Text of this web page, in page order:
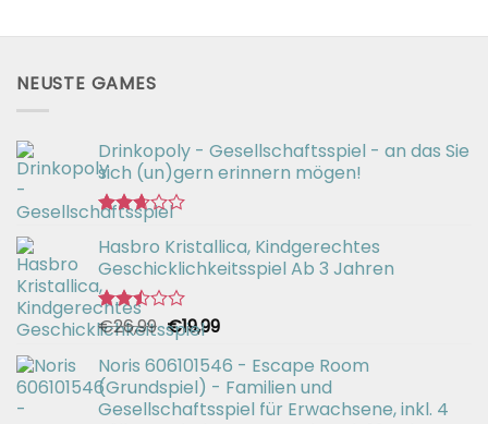
NEUSTE GAMES
Drinkopoly - Gesellschaftsspiel - an das Sie
sich (un)gern erinnern mögen!
Bewertet
mit
2.67
von 5
Hasbro Kristallica, Kindgerechtes
Geschicklichkeitsspiel Ab 3 Jahren
Bewertet
mit
2.49
von 5
€26,99 Ursprünglicher
Preis
war:
€26,99
€19,99Aktueller
ist:
€19,99.
Noris 606101546 - Escape Room
(Grundspiel) - Familien und
Gesellschaftsspiel für Erwachsene, inkl. 4